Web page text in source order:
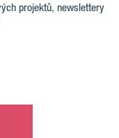
projektů, newslettery